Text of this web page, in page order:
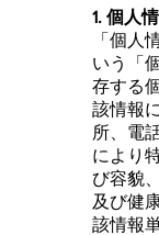
1. 個人
「個人
いう「
存する
該情報
所、電
により
び容貌
及び健
該情報